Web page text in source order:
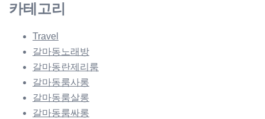
카테고리
Travel
갈마동노래방
갈마동란제리룸
갈마동룸사롱
갈마동룸살롱
갈마동룸싸롱